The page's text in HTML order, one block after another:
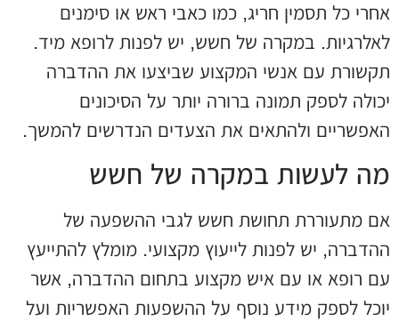
אחרי כל תסמין חריג, כמו כאבי ראש או סימנים
לאלרגיות. במקרה של חשש, יש לפנות לרופא מיד.
תקשורת עם אנשי המקצוע שביצעו את ההדברה
יכולה לספק תמונה ברורה יותר על הסיכונים
האפשריים ולהתאים את הצעדים הנדרשים להמשך.
מה לעשות במקרה של חשש
אם מתעוררת תחושת חשש לגבי ההשפעה של
ההדברה, יש לפנות לייעוץ מקצועי. מומלץ להתייעץ
עם רופא או עם איש מקצוע בתחום ההדברה, אשר
יוכל לספק מידע נוסף על ההשפעות האפשריות ועל